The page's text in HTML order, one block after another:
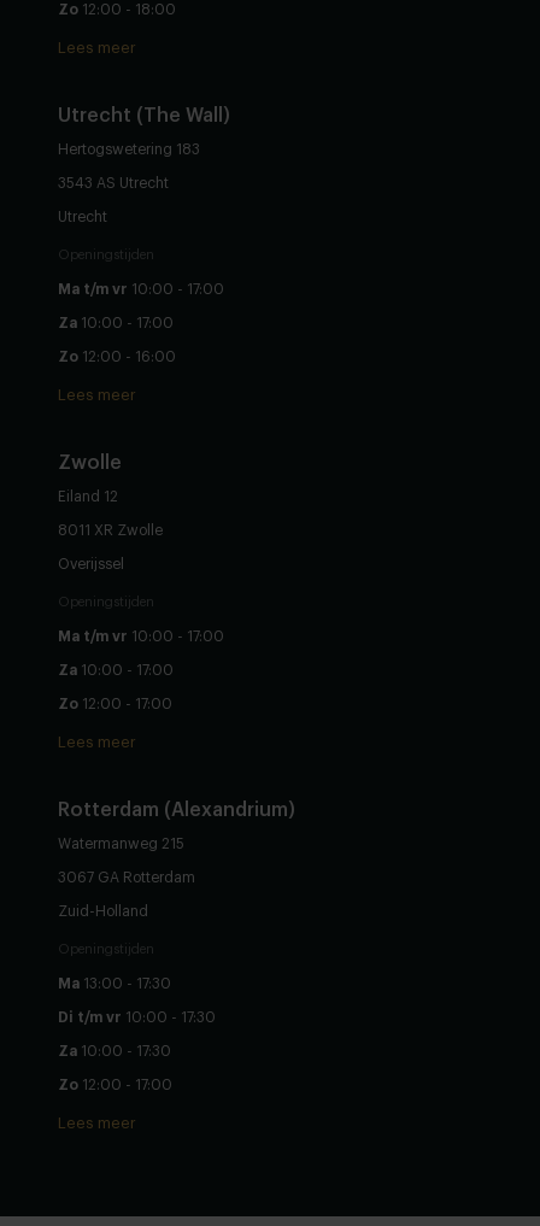
Zo 12:00 - 18:00
Lees meer
Utrecht (The Wall)
Hertogswetering 183
3543 AS Utrecht
Utrecht
Openingstijden
Ma t/m vr 10:00 - 17:00
Za 10:00 - 17:00
Zo 12:00 - 16:00
Lees meer
Zwolle
Eiland 12
8011 XR Zwolle
Overijssel
Openingstijden
Ma t/m vr 10:00 - 17:00
Za 10:00 - 17:00
Zo 12:00 - 17:00
Lees meer
Rotterdam (Alexandrium)
Watermanweg 215
3067 GA Rotterdam
Zuid-Holland
Openingstijden
Ma 13:00 - 17:30
Di t/m vr 10:00 - 17:30
Za 10:00 - 17:30
Zo 12:00 - 17:00
Lees meer